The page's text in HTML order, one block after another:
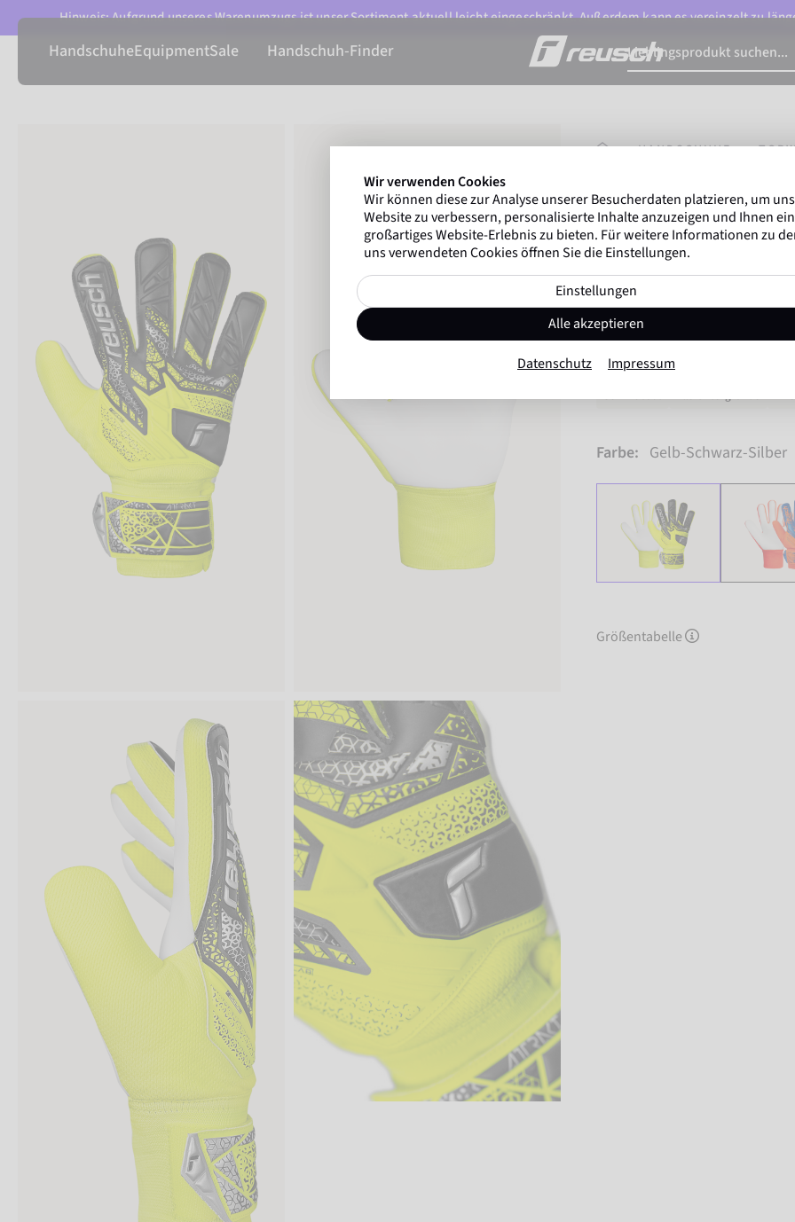
Hinweis: Aufgrund unseres Warenumzugs ist unser Sortiment aktuell leicht eingeschränkt. Außerdem kann es vereinzelt zu
HandschuheEquipmentSale Handschuh-Finder
STARTSEITEHANDSCHUHE
Gregor Kobel
(Borussia
ersten nationalen Ligen
Attrakt Starter
Artikel-Nr. 5572514
Farbe: Gelb-Schwarz-Silber
Größentabelle
Wir verwenden Cookies
Wir können diese zur Analyse unserer Besucherdaten platzieren, um
Website zu verbessern, personalisierte Inhalte anzuzeigen und Ihnen ein
großartiges Website-Erlebnis zu bieten. Für weitere Informationen zu
uns verwendeten Cookies öffnen Sie die Einstellungen.
Einstellungen
Alle akzeptieren
Datenschutz Impressum